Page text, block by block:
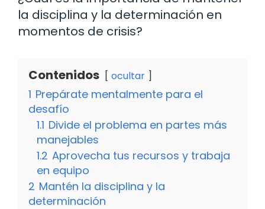
la disciplina y la determinación en
momentos de crisis?
Contenidos ocultar
1 Prepárate mentalmente para el
desafío
1.1 Divide el problema en partes más
manejables
1.2 Aprovecha tus recursos y trabaja
en equipo
2 Mantén la disciplina y la
determinación